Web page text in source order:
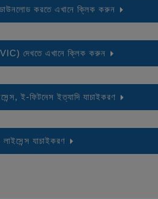
ডাউনলোড করতে এখানে ক্লিক করুন
দেখতে এখানে ক্লিক করুন
ই-ফিটনেস ইত্যাদি যাচাইকরণ
লাইসেন্স যাচাইকরণ